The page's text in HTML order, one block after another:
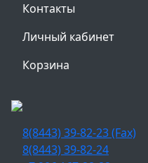
Контакты
Личный кабинет
Корзина
8(8443) 39-82-23 (Fax)
8(8443) 39-82-24